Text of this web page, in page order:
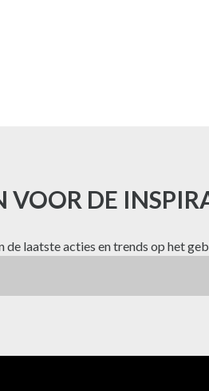
VOOR DE
laatste acties en trends op het